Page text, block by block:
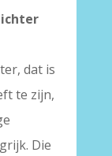
dat is
te zijn,
Die